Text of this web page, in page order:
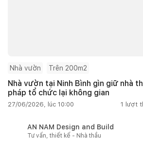
Nhà vườn Trên 200m2
Nhà vườn tại Ninh Bình gìn giữ nhà
pháp tổ chức lại không gian
27/06/2026, lúc 10:00 1 lượt
AN NAM Design and Build
Tư vấn, thiết kế - Nhà thầu